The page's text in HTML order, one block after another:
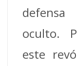
oculto.
este